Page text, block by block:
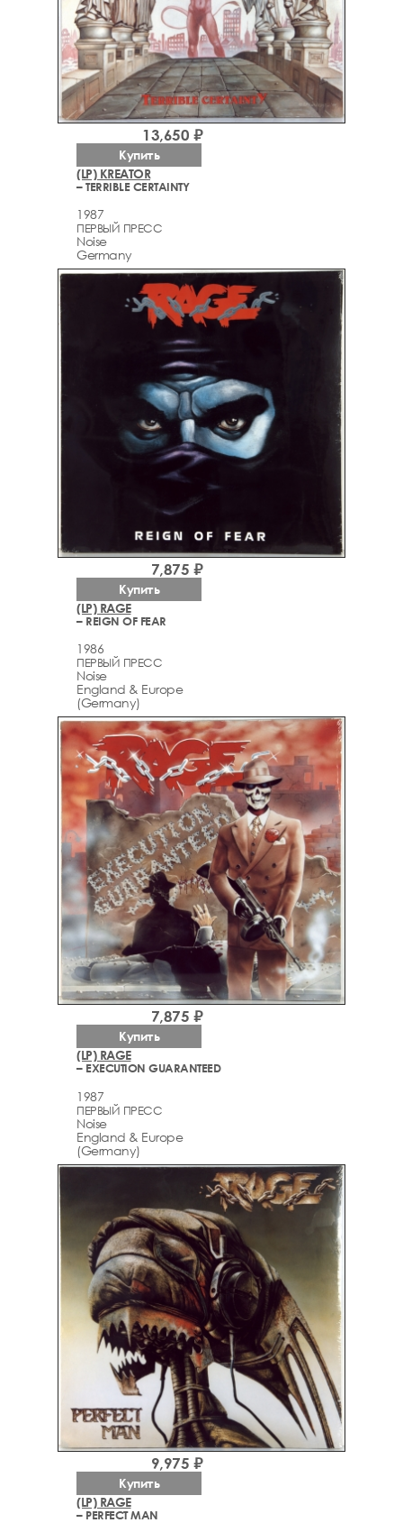
(LP) KREATOR
– TERRIBLE CERTAINTY
1987
ПЕРВЫЙ ПРЕСС
Noise
Germany
13,650 ₽
Купить
(LP) RAGE
– REIGN OF FEAR
1986
ПЕРВЫЙ ПРЕСС
Noise
England & Europe
(Germany)
7,875 ₽
Купить
(LP) RAGE
– EXECUTION GUARANTEED
1987
ПЕРВЫЙ ПРЕСС
Noise
England & Europe
(Germany)
7,875 ₽
Купить
(LP) RAGE
– PERFECT MAN
9,975 ₽
Купить